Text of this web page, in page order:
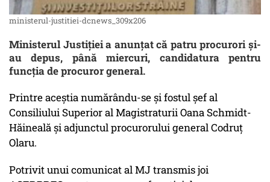
ministerul-justitiei-dcnews_309x206
Ministerul Justiției a anunțat că patru procurori și-
au depus, până miercuri, candidatura pentru
funcția de procuror general.
Printre aceștia numărându-se și fostul șef al
Consiliului Superior al Magistraturii Oana Schmidt-
Hăineală și adjunctul procurorului general Codruț
Olaru.
Potrivit unui comunicat al MJ transmis joi